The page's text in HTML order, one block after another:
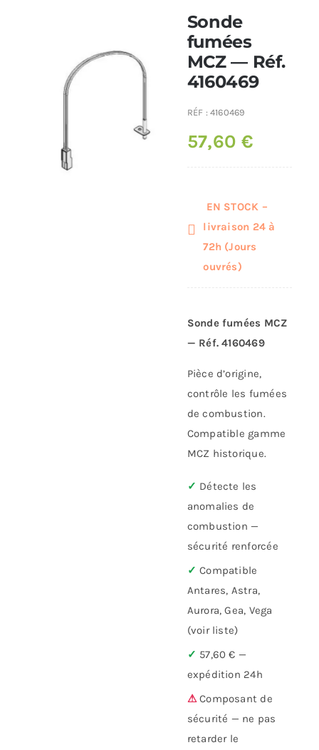
Conduit de fumées
Sonde
fumées
MCZ — Réf.
4160469
RÉF :4160469
57,60€
EN STOCK –
livraison 24 à
72h (Jours
ouvrés)
Sonde fumées MCZ
— Réf. 4160469
Pièce d’origine,
contrôle les fumées
de combustion.
Compatible gamme
MCZ historique.
✓ Détecte les
anomalies de
combustion —
sécurité renforcée
✓ Compatible
Antares, Astra,
Aurora, Gea, Vega
(voir liste)
✓ 57,60 € —
expédition 24h
⚠Composant de
sécurité — ne pas
retarder le